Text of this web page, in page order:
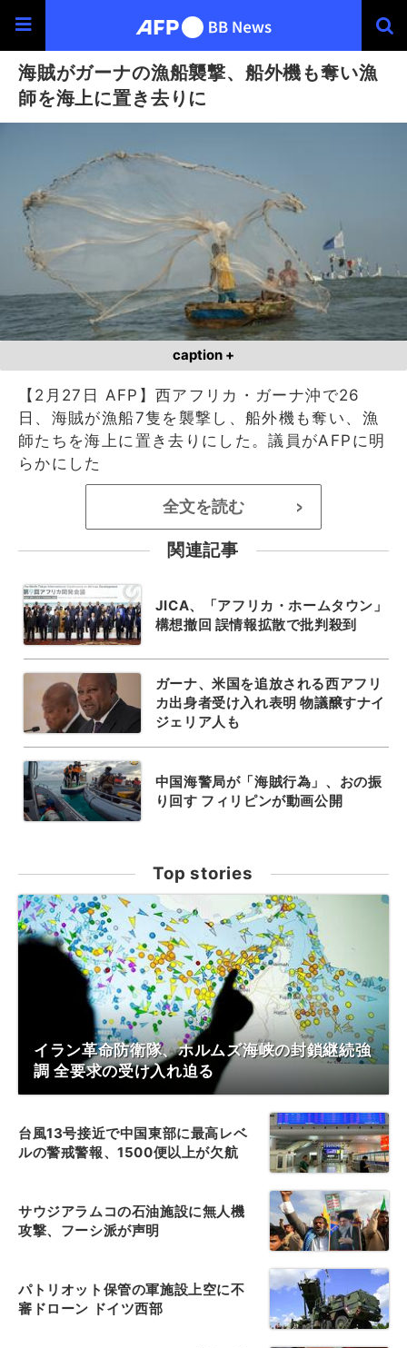
海賊がガーナの漁船襲撃、船外機も奪い漁
師を海上に置き去りに
caption +
【2月27日 AFP】西アフリカ・ガーナ沖で26
日、海賊が漁船7隻を襲撃し、船外機も奪い、漁
師たちを海上に置き去りにした。議員がAFPに明
らかにした
全文を読む >
関連記事
JICA、「アフリカ・ホームタウン」
構想撤回 誤情報拡散で批判殺到
ガーナ、米国を追放される西アフリ
カ出身者受け入れ表明 物議醸すナイ
ジェリア人も
中国海警局が「海賊行為」、おの振
り回す フィリピンが動画公開
Top stories
イラン革命防衛隊、ホルムズ海峡の封鎖継続強
調 全要求の受け入れ迫る
台風13号接近で中国東部に最高レベ
ルの警戒警報、1500便以上が欠航
サウジアラムコの石油施設に無人機
攻撃、フーシ派が声明
パトリオット保管の軍施設上空に不
審ドローン ドイツ西部